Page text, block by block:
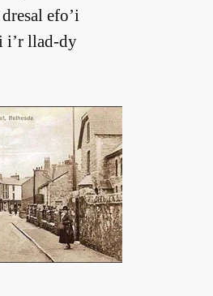
efo’i
i’r llad-dy